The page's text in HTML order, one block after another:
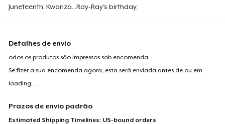
Juneteenth, Kwanza...Ray-Ray's birthday.
Detalhes de envio
odos os produtos são impressos sob encomenda.
Se fizer a sua encomenda agora, esta será enviada antes de ou em
loading....
Prazos de envio padrão
Estimated Shipping Timelines: US-bound orders